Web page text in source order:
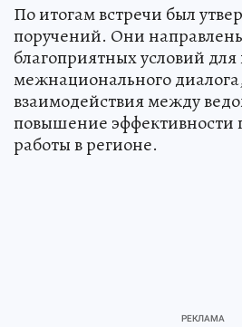
По итогам встречи был
поручений. Они
благоприятных условий
межнационального
взаимодействия между
повышение эффективности
работы в регионе.